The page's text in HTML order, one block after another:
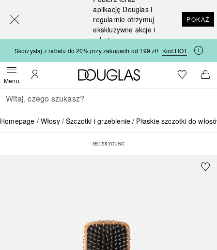
aplikację Douglas i
regularnie otrzymuj
ekskluzywne akcje i
rabaty
POKAŻ
Skorzystaj z rabatu do 20% przy zakupach od 199 zł! Kod:HOT
MenuOtwórz menuMoje konto
Strona główna Douglas
Do listyDo
Wracać
Wykonaj wyszukiwanie
Homepage Włosy Szczotki i grzebienie Płaskie szczotki do
[navigation.slideout.screenreader]